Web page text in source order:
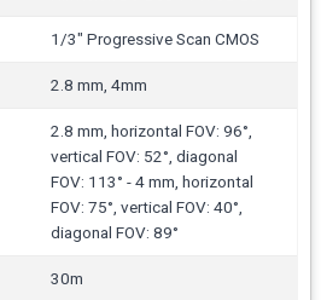
1/3" Progressive Scan CMOS
2.8 mm, 4mm
2.8 mm, horizontal FOV: 96°,
vertical FOV: 52°, diagonal
FOV: 113° - 4 mm, horizontal
FOV: 75°, vertical FOV: 40°,
diagonal FOV: 89°
30m